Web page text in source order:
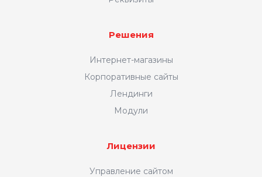
Решения
Интернет-магазины
Корпоративные сайты
Лендинги
Модули
Лицензии
Управление сайтом